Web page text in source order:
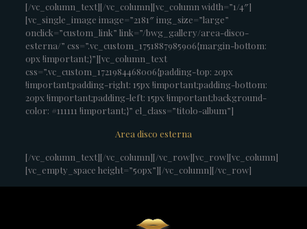
[/vc_column_text][/vc_column][vc_column width=”1/4″]
[vc_single_image image=”2181″ img_size=”large”
onclick=”custom_link” link=”/bwg_gallery/area-disco-
esterna/” css=”.vc_custom_1751887985906{margin-bottom:
0px !important;}”][vc_column_text
css=”.vc_custom_1721984468006{padding-top: 20px
!important;padding-right: 15px !important;padding-bottom:
20px !important;padding-left: 15px !important;background-
color: #111111 !important;}” el_class=”titolo-album”]
Area disco esterna
[/vc_column_text][/vc_column][/vc_row][vc_row][vc_column]
[vc_empty_space height=”50px”][/vc_column][/vc_row]